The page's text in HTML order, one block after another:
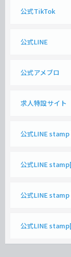
公式TikTok
公式LINE
公式アメブロ
求人特設サイト
公式LINE
公式LINE
公式LINE
公式LINE